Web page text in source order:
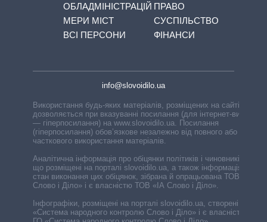
ОБЛАДМІНІСТРАЦІЙ
МЕРИ МІСТ
ВСІ ПЕРСОНИ
ПРАВО
СУСПІЛЬСТВО
ФІНАНСИ
info@slovoidilo.ua
Використання будь-яких матеріалів, розміщених на сайті,
дозволяється при вказуванні посилання (для інтернет-видань
— гіперпосилання) на www.slovoidilo.ua. Посилання
(гіперпосилання) обов’язкове незалежно від повного або
часткового використання матеріалів.
Аналітична інформація про обіцянки політиків і чиновників,
що розміщені на порталі slovoidilo.ua, а також інформація про
стан виконання цих обіцянок, зібрана й опрацьована ТОВ «ІА
Слово і Діло» і є власністю ТОВ «ІА Слово і Діло».
Інфографіки, розміщені на порталі slovoidilo.ua, створені ГО
«Система народного контролю Слово і Діло» і є власністю